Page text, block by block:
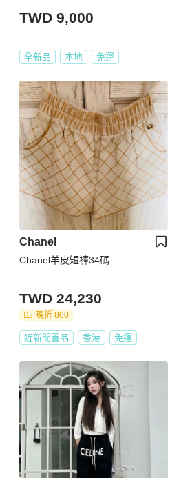
TWD 9,000
全新品 本地 免運
Chanel
Chanel羊皮短褲34碼
TWD 24,230
現折 800
近新閒置品 香港 免運